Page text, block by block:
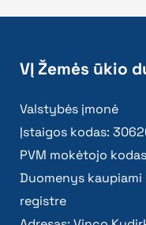
VĮ Žemės ūkio
Valstybės įmonė
Įstaigos kodas:
PVM mokėtojo
Duomenys
registre